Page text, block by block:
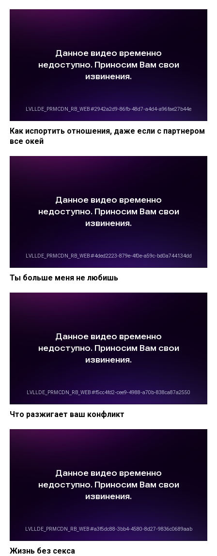
Как испортить отношения, даже если с партнером
все окей
Ты больше меня не любишь
Что разжигает ваш конфликт
Жизнь без секса